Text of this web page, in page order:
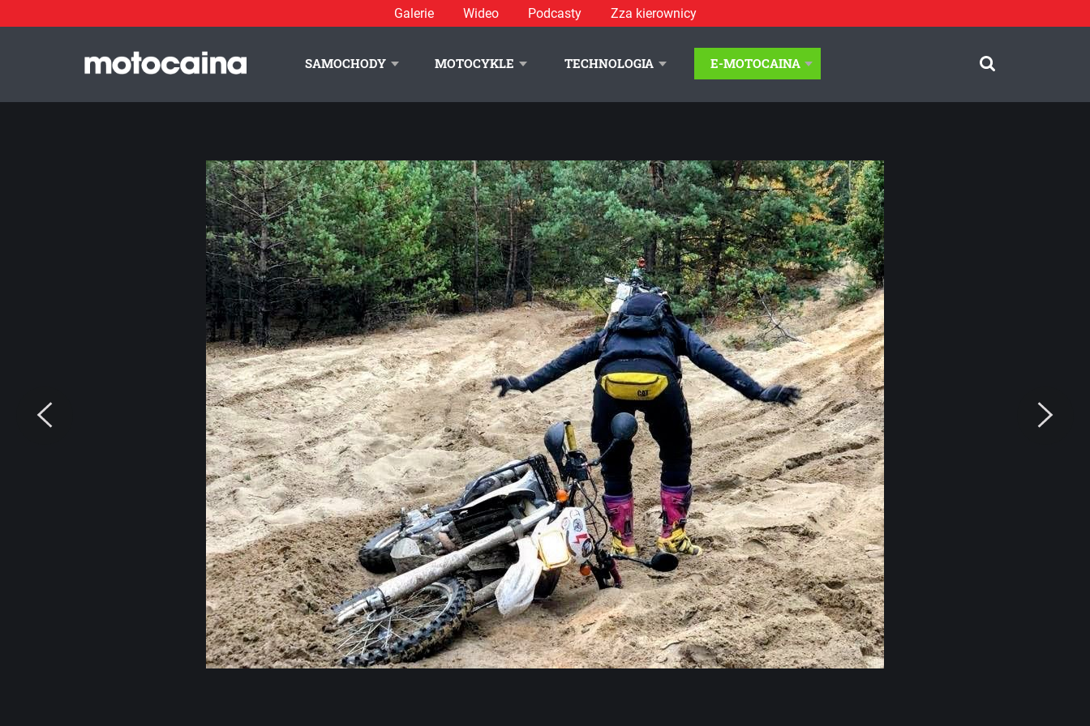
Galerie Wideo Podcasty Zza kierownicy
SAMOCHODY MOTOCYKLE TECHNOLOGIA E-MOTOCAINA
O „enduro al dente” opowiada Ola Bobińska - zdjęcie 6
REGULAMIN POLITYKA PRYWATNOŚCI REKLAMA KONTAKT © Motocaina.pl All rights reserved.